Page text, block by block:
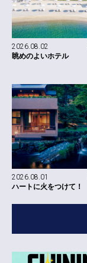
2026.08.02
眺めのよいホテル
2026.08.01
ハートに火をつけて！